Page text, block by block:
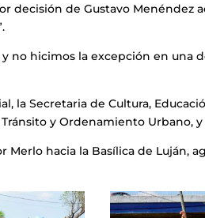
decisión de Gustavo Menéndez
no hicimos la excepción en una
la Secretaria de Cultura,
y Ordenamiento Urbano,
hacia la Basílica de Luján,